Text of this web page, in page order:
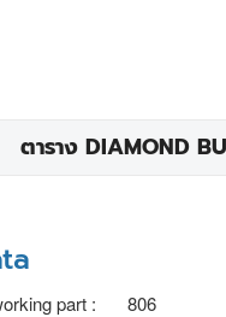
ตาราง DIAMOND
part :
806